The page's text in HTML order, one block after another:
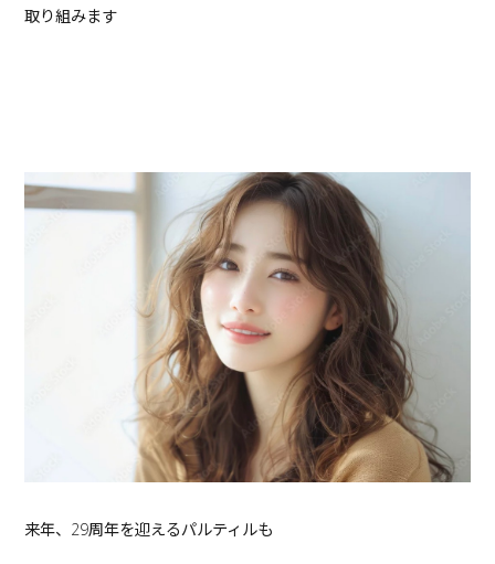
取り組みます
来年、29周年を迎えるパルティルも